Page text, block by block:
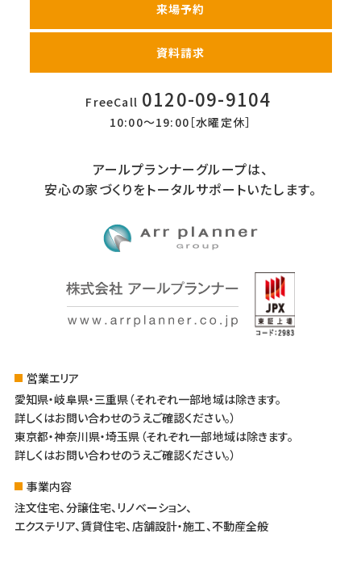
来場予約
資料請求
FreeCall 0120-09-9104
10:00〜19:00［水曜定休］
アールプランナーグループは、
安心の家づくりをトータルサポートいたします。
営業エリア
愛知県・岐阜県・三重県（それぞれ一部地域は除きます。
詳しくはお問い合わせのうえご確認ください。）
東京都・神奈川県・埼玉県（それぞれ一部地域は除きます。
詳しくはお問い合わせのうえご確認ください。）
事業内容
注文住宅、分譲住宅、リノベーション、
エクステリア、賃貸住宅、店舗設計・施工、不動産全般